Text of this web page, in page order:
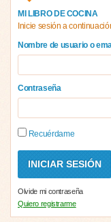
MI LIBRO DE COCINA
Inicie sesión a
Nombre de usuario o
Contraseña
Recuérdame
Olvide mi contraseña
Quiero registrarme